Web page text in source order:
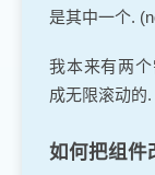
是其中一个.
我本来有两
成无限滚动的.
如何把组件